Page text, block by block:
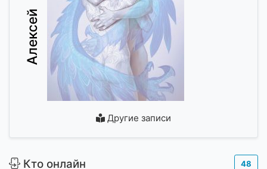
Алексей
Другие записи
Кто онлайн 48